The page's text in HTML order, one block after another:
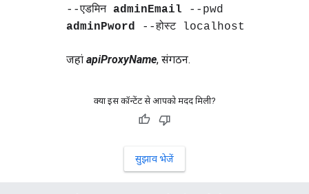
--एडमिन adminEmail --pwd
adminPword --होस्ट localhost
जहां apiProxyName, संगठन.
क्या इस कॉन्टेंट से आपको मदद मिली?
सुझाव भेजें